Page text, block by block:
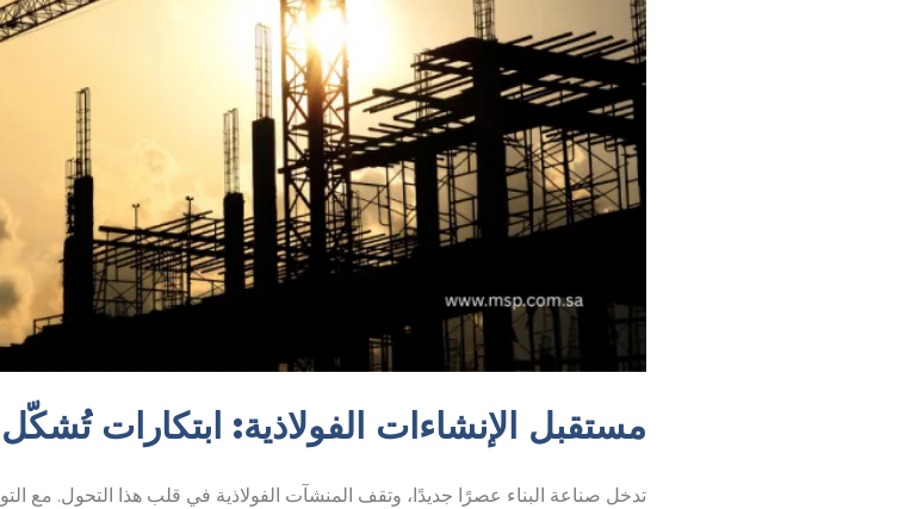
مستقبل الإنشاءات الفولاذية: ابتكارات
تدخل صناعة البناء عصرًا جديدًا، وتقف المنشآت الفولاذية في قلب هذا التحول. مع